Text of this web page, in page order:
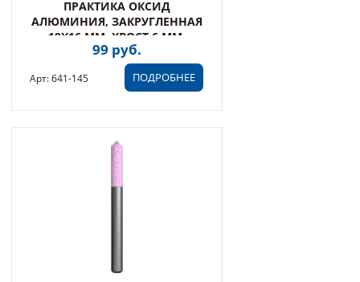
ПРАКТИКА ОКСИД
АЛЮМИНИЯ, ЗАКРУГЛЕННАЯ
19Х16 ММ, ХВОСТ 6 ММ,
БЛИСТЕР (641-145)
99 руб.
ПОДРОБНЕЕ
Арт: 641-145